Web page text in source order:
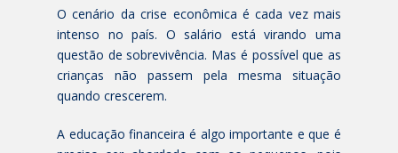
O cenário da crise econômica é cada vez mais
intenso no país. O salário está virando uma
questão de sobrevivência. Mas é possível que as
crianças não passem pela mesma situação
quando crescerem.
A educação financeira é algo importante e que é